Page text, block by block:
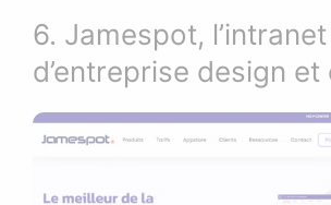
6. Jamespot, l’intranet
d’entreprise design